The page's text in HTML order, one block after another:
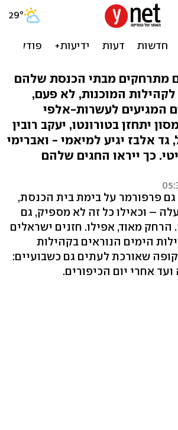
של החזנים:
החגים רחוק
מתרחקים מבתי הכנסת שלהם
המוכנות, לא פעם,
המגיעים לעשרות-אלפי
יתחזן בטורונטו, יעקב רובין
גד אלבז יגיע למיאמי - ואברימי
כך ייראו החגים שלהם
גם פרפורמר על בימת בית הכנסת,
– וכאילו כל זה לא מספיק, גם
מאוד, אפילו. חזנים ישראלים
הימים הנוראים בקהילות
שאורכת לעתים גם כשבועיים:
אחרי יום הכיפורים.